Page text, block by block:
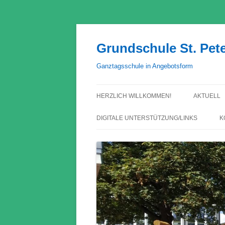
Grundschule St.
Ganztagsschule in Angebotsform
HERZLICH WILLKOMMEN! AKTUELL
DIGITALE UNTERSTÜTZUNG/LINKS